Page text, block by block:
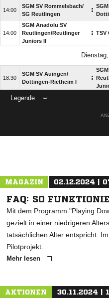

SGM SV Rommelsbach/​
SG Reutlingen
:

SGM Anadolu SV
Reutlingen/​Reutlinger
Juniors II
: TSV

SGM SV Auingen/​
Dottingen-Rietheim I
:
Legende
MAGAZIN 02.12.2024 |
FAQ: SO
Mit dem Programm "Playing
gezielt in einer niedrigeren
tatsächlichen Alter entspricht.
Pilotprojekt.
Mehr lesen
AKTIONEN 30.11.2024 |